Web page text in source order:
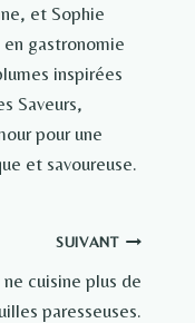
et Sophie
gastronomie
inspirées
Saveurs,
pour une
et savoureuse.
SUIVANT
ne cuisine plus de
paresseuses.